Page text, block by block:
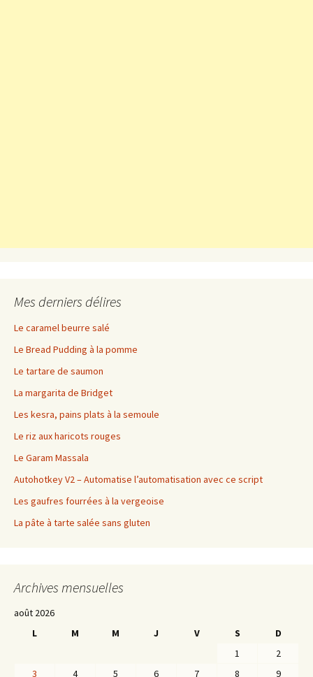
Mes derniers délires
Le caramel beurre salé
Le Bread Pudding à la pomme
Le tartare de saumon
La margarita de Bridget
Les kesra, pains plats à la semoule
Le riz aux haricots rouges
Le Garam Massala
Autohotkey V2 – Automatise l’automatisation avec ce script
Les gaufres fourrées à la vergeoise
La pâte à tarte salée sans gluten
Archives mensuelles
août 2026
L
M M J V S
D
1
2
3
4 5 6 7 8 9